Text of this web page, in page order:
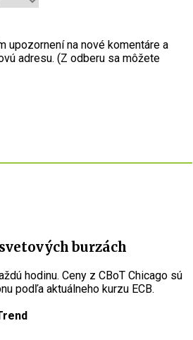
upozornení na nové komentáre a
adresu. (Z odberu sa môžete
burzách
hodinu. Ceny z CBoT Chicago sú
podľa aktuálneho kurzu ECB.